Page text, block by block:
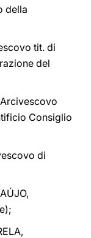
della
tit. di
del
Arcivescovo
Consiglio
di